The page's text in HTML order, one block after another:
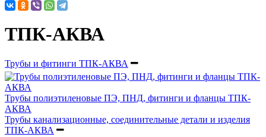
ТПК-АКВА
Трубы и фитинги ТПК-АКВА
Трубы полиэтиленовые ПЭ, ПНД, фитинги и фланцы ТПК-
АКВА
Трубы канализационные, соединительные детали и изделия
ТПК-АКВА